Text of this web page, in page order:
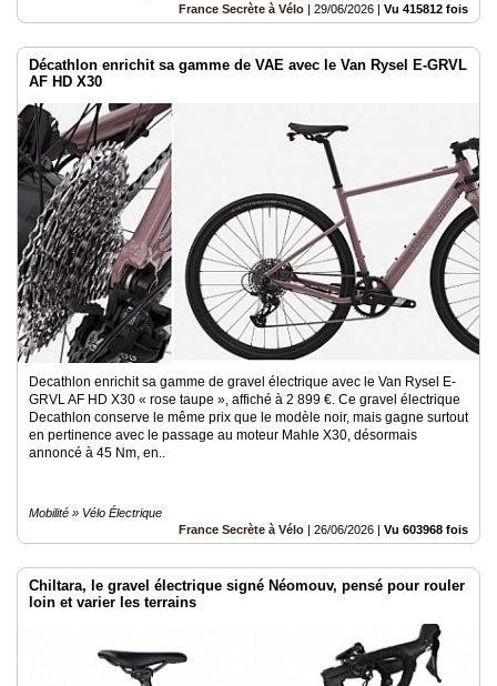
France Secrète à Vélo | 29/06/2026 | Vu 415812 fois
Décathlon enrichit sa gamme de VAE avec le Van Rysel E-GRVL
AF HD X30
Decathlon enrichit sa gamme de gravel électrique avec le Van Rysel E-
GRVL AF HD X30 « rose taupe », affiché à 2 899 €. Ce gravel électrique
Decathlon conserve le même prix que le modèle noir, mais gagne surtout
en pertinence avec le passage au moteur Mahle X30, désormais
annoncé à 45 Nm, en..
Mobilité » Vélo Électrique
France Secrète à Vélo | 26/06/2026 | Vu 603968 fois
Chiltara, le gravel électrique signé Néomouv, pensé pour rouler
loin et varier les terrains